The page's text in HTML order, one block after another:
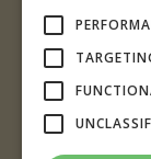
UIS